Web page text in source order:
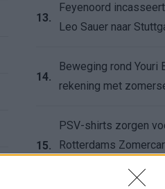
13.
Feyenoord
Leo Sauer naar
14.
Beweging rond Youri
rekening met
15.
PSV-shirts zorgen
Rotterdams